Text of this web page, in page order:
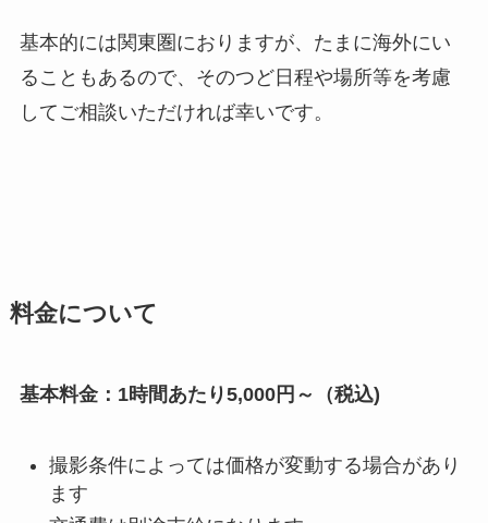
基本的には関東圏におりますが、たまに海外にい
ることもあるので、そのつど日程や場所等を考慮
してご相談いただければ幸いです。
料金について
基本料金：1時間あたり5,000円～（税込)
撮影条件によっては価格が変動する場合があり
ます